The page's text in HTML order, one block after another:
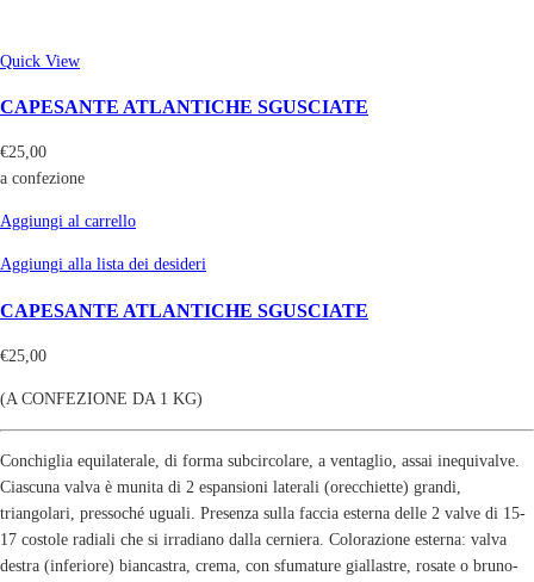
Quick View
CAPESANTE ATLANTICHE SGUSCIATE
€25,00
a confezione
Aggiungi al carrello
Aggiungi alla lista dei desideri
CAPESANTE ATLANTICHE SGUSCIATE
€25,00
(A CONFEZIONE DA 1 KG)
Conchiglia equilaterale, di forma subcircolare, a ventaglio, assai inequivalve.
Ciascuna valva è munita di 2 espansioni laterali (orecchiette) grandi,
triangolari, pressoché uguali. Presenza sulla faccia esterna delle 2 valve di 15-
17 costole radiali che si irradiano dalla cerniera. Colorazione esterna: valva
destra (inferiore) biancastra, crema, con sfumature giallastre, rosate o bruno-